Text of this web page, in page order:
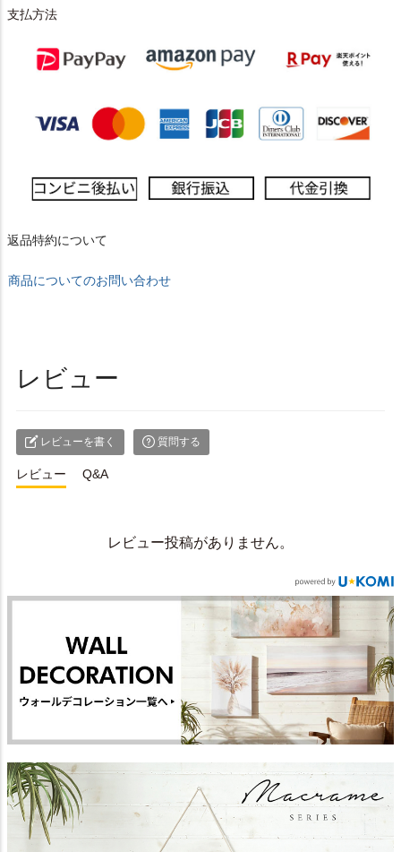
支払方法
返品特約について
商品についてのお問い合わせ
レビュー
レビューを書く 質問する
レビュー Q&A
レビュー投稿がありません。